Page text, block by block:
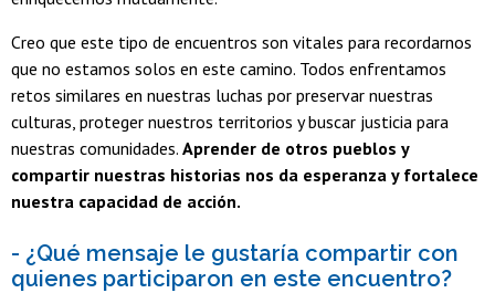
Creo que este tipo de encuentros son vitales para recordarnos
que no estamos solos en este camino. Todos enfrentamos
retos similares en nuestras luchas por preservar nuestras
culturas, proteger nuestros territorios y buscar justicia para
nuestras comunidades. Aprender de otros pueblos y
compartir nuestras historias nos da esperanza y fortalece
nuestra capacidad de acción.
- ¿Qué mensaje le gustaría compartir con
quienes participaron en este encuentro?